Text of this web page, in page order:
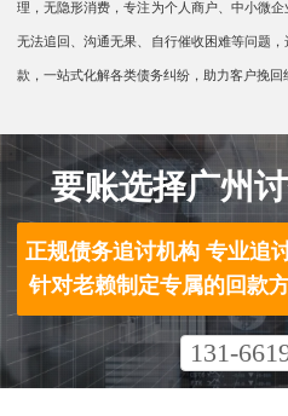
理，无隐形消费，专注为个人商户、中小微
无法追回、沟通无果、自行催收困难等问题
款，一站式化解各类债务纠纷，助力客户挽回
要账选择广州
正规债务追讨机构 专业追
针对老赖制定专属的回款
131-